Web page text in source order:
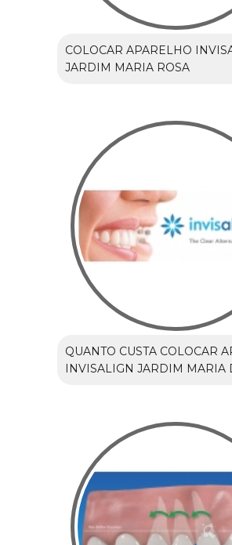
COLOCAR APARELHO
JARDIM MARIA ROSA
QUANTO CUSTA COLOCAR
INVISALIGN JARDIM MARIA